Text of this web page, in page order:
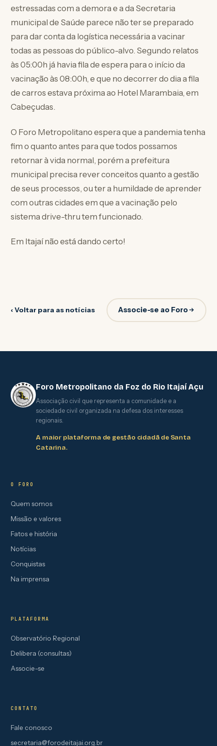
estressadas com a demora e a da Secretaria
municipal de Saúde parece não ter se preparado
para dar conta da logística necessária a vacinar
todas as pessoas do público-alvo. Segundo relatos
às 05:00h já havia fila de espera para o início da
vacinação às 08:00h, e que no decorrer do dia a fila
de carros estava próxima ao Hotel Marambaia, em
Cabeçudas.
O Foro Metropolitano espera que a pandemia tenha
fim o quanto antes para que todos possamos
retornar à vida normal, porém a prefeitura
municipal precisa rever conceitos quanto a gestão
de seus processos, ou ter a humildade de aprender
com outras cidades em que a vacinação pelo
sistema drive-thru tem funcionado.
Em Itajaí não está dando certo!
‹ Voltar para as notícias Associe-se ao Foro
Foro Metropolitano da Foz do Rio Itajaí Açu
Associação civil que representa a comunidade e a
sociedade civil organizada na defesa dos interesses
regionais.
A maior plataforma de gestão cidadã de Santa
Catarina.
O FORO
Quem somos
Missão e valores
Fatos e história
Notícias
Conquistas
Na imprensa
PLATAFORMA
Observatório Regional
Delibera (consultas)
Associe-se
CONTATO
Fale conosco
secretaria@forodeitajai.org.br